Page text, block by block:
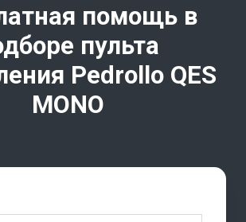
помощь в
пульта
Pedrollo QES
MONO